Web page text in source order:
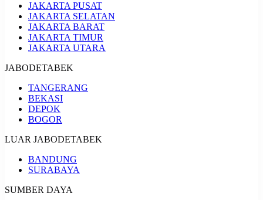
JAKARTA PUSAT
JAKARTA SELATAN
JAKARTA BARAT
JAKARTA TIMUR
JAKARTA UTARA
JABODETABEK
TANGERANG
BEKASI
DEPOK
BOGOR
LUAR JABODETABEK
BANDUNG
SURABAYA
SUMBER DAYA